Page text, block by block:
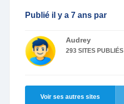
Publié il y a 7 ans par
Audrey
293 SITES PUBLIÉS
Voir ses autres sites